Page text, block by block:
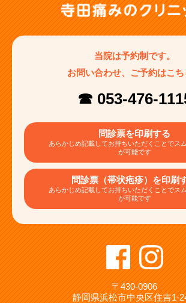
当院は予約制です。
お問い合わせ、ご予約はこち
☎ 053-476-
問診票を印刷する
あらかじめ記載してお持ちいただくことでス
が可能です
問診票（帯状疱疹）を印刷
あらかじめ記載してお持ちいただくことでス
が可能です
〒430-0906
静岡県浜松市中央区住吉1-